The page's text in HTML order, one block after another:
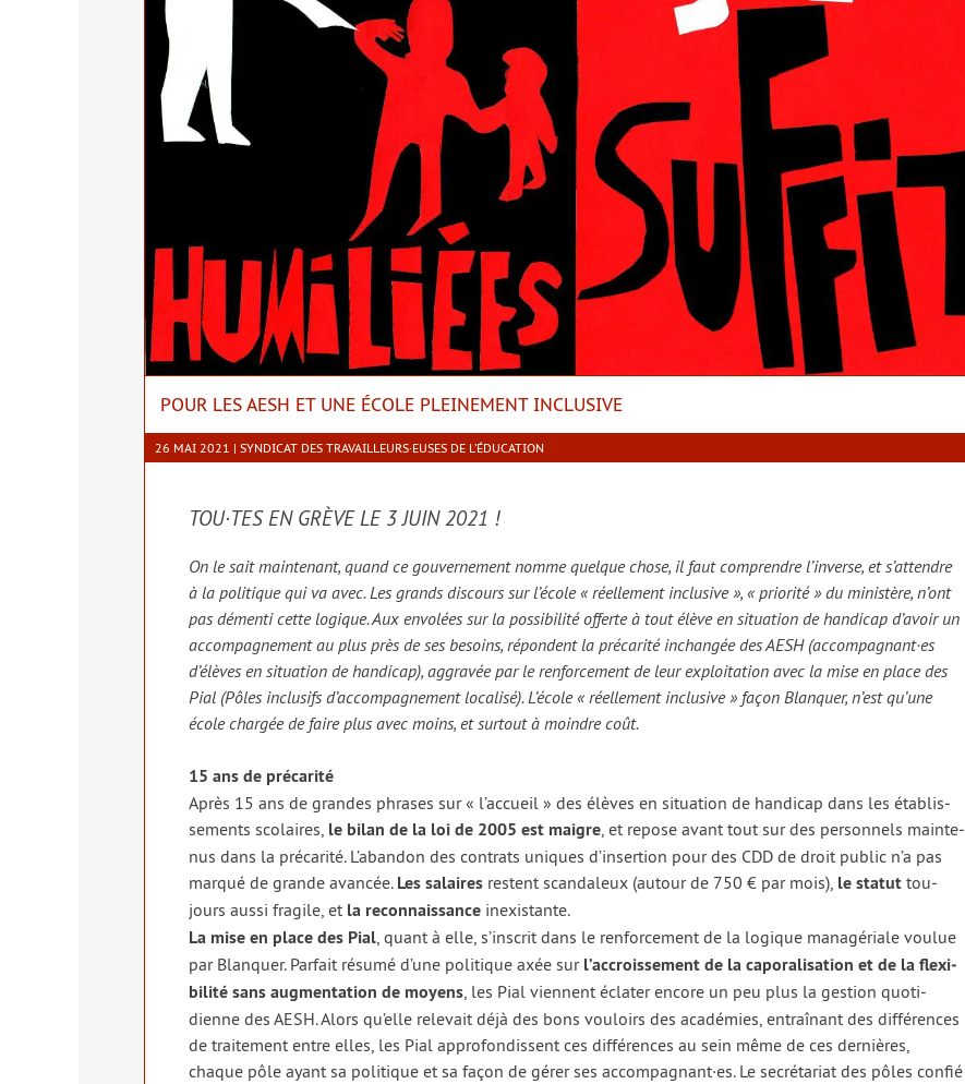
POUR LES AESH ET UNE ÉCOLE PLEINEMENT INCLUSIVE
26 MAI 2021 | SYNDICAT DES TRAVAILLEURS·EUSES DE L’ÉDUCATION
TOU·TES EN GRÈVE LE 3 JUIN 2021 !
On le sait main­te­nant, quand ce gou­ver­ne­ment nomme quelque chose, il faut com­prendre l’inverse, et s’attendre
à la poli­tique qui va avec. Les grands dis­cours sur l’école « réel­le­ment inclu­sive », « prio­ri­té » du minis­tère, n’ont
pas démen­ti cette logique. Aux envo­lées sur la pos­si­bi­li­té offerte à tout élève en situa­tion de han­di­cap d’avoir un
accom­pa­gne­ment au plus près de ses besoins, répondent la pré­ca­ri­té inchan­gée des AESH (accompagnant·es
d’élèves en situa­tion de han­di­cap), aggra­vée par le ren­for­ce­ment de leur exploi­ta­tion avec la mise en place des
Pial (Pôles inclu­sifs d’accompagnement loca­li­sé). L’école « réel­le­ment inclu­sive » façon Blanquer, n’est qu’une
école char­gée de faire plus avec moins, et sur­tout à moindre coût.
15 ans de pré­ca­ri­té
Après 15 ans de grandes phrases sur « l’accueil » des élèves en situa­tion de han­di­cap dans les éta­blis­
se­ments sco­laires, le bilan de la loi de 2005 est maigre , et repose avant tout sur des per­son­nels main­te­
nus dans la pré­ca­ri­té. L’abandon des contrats uniques d’insertion pour des CDD de droit public n’a pas
mar­qué de grande avan­cée. Les salaires res­tent scan­da­leux (autour de 750 € par mois), le sta­tut tou­
jours aus­si fra­gile, et la recon­nais­sance inexis­tante.
La mise en place des Pial , quant à elle, s’inscrit dans le ren­for­ce­ment de la logique mana­gé­riale vou­lue
par Blanquer. Parfait résu­mé d’une poli­tique axée sur l’accroissement de la capo­ra­li­sa­tion et de la flexi­
bi­li­té sans aug­men­ta­tion de moyens , les Pial viennent écla­ter encore un peu plus la ges­tion quo­ti­
dienne des AESH. Alors qu’elle rele­vait déjà des bons vou­loirs des aca­dé­mies, entraî­nant des dif­fé­rences
de trai­te­ment entre elles, les Pial appro­fon­dissent ces dif­fé­rences au sein même de ces der­nières,
chaque pôle ayant sa poli­tique et sa façon de gérer ses accompagnant·es. Le secré­ta­riat des pôles confié